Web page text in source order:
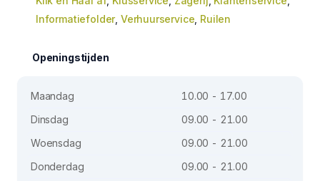
Informatiefolder, Verhuurservice Ruilen
Openingstijden
Maandag
10.00 - 17.00
Dinsdag
09.00 - 21.00
Woensdag
09.00 - 21.00
Donderdag
09.00 - 21.00